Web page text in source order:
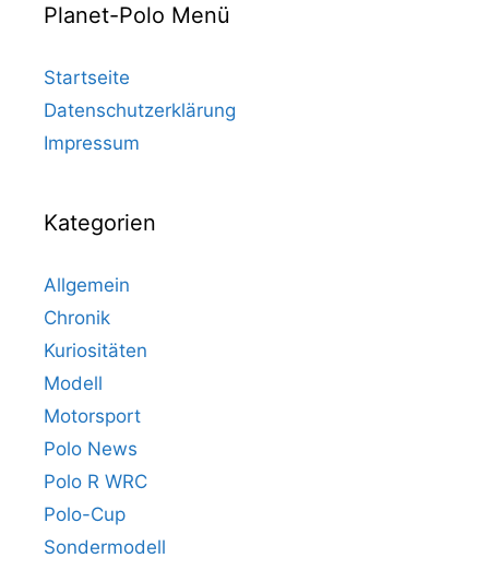
Planet-Polo Menü
Startseite
Datenschutzerklärung
Impressum
Kategorien
Allgemein
Chronik
Kuriositäten
Modell
Motorsport
Polo News
Polo R WRC
Polo-Cup
Sondermodell